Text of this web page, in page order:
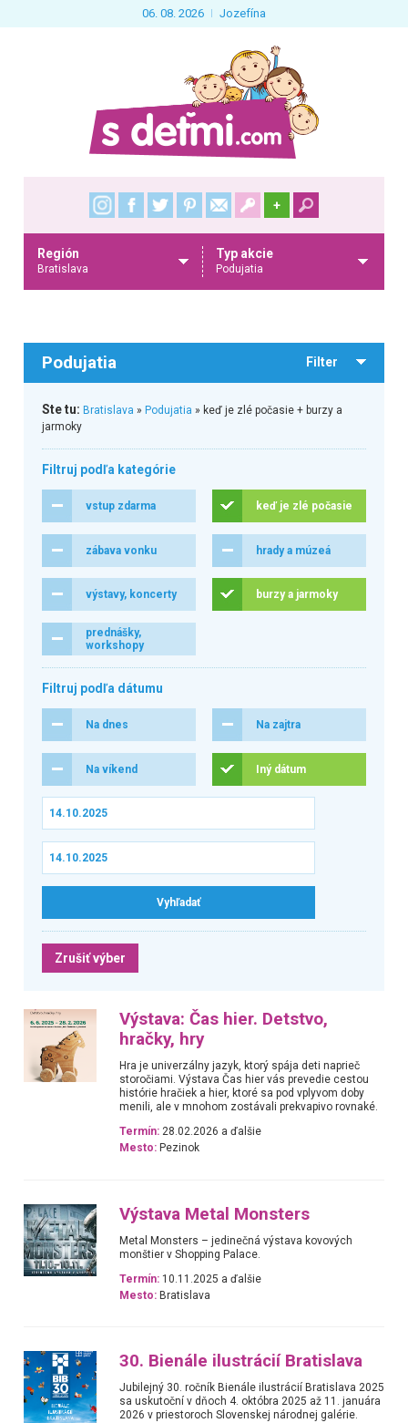
06. 08. 2026 Jozefína
+
Región
Bratislava
Typ akcie
Podujatia
Podujatia Filter
Ste tu: Bratislava » Podujatia » keď je zlé počasie + burzy a
jarmoky
Filtruj podľa kategórie
vstup zdarma keď je zlé počasie
zábava vonku hrady a múzeá
výstavy, koncerty burzy a jarmoky
prednášky,
workshopy
Filtruj podľa dátumu
Na dnes Na zajtra
Na víkend Iný dátum
Zrušiť výber
Výstava: Čas hier. Detstvo,
hračky, hry
Hra je univerzálny jazyk, ktorý spája deti naprieč
storočiami. Výstava Čas hier vás prevedie cestou
histórie hračiek a hier, ktoré sa pod vplyvom doby
menili, ale v mnohom zostávali prekvapivo rovnaké.
Termín: 28.02.2026 a ďalšie
Mesto: Pezinok
Výstava Metal Monsters
Metal Monsters – jedinečná výstava kovových
monštier v Shopping Palace.
Termín: 10.11.2025 a ďalšie
Mesto: Bratislava
30. Bienále ilustrácií Bratislava
Jubilejný 30. ročník Bienále ilustrácií Bratislava 2025
sa uskutoční v dňoch 4. októbra 2025 až 11. januára
2026 v priestoroch Slovenskej národnej galérie.